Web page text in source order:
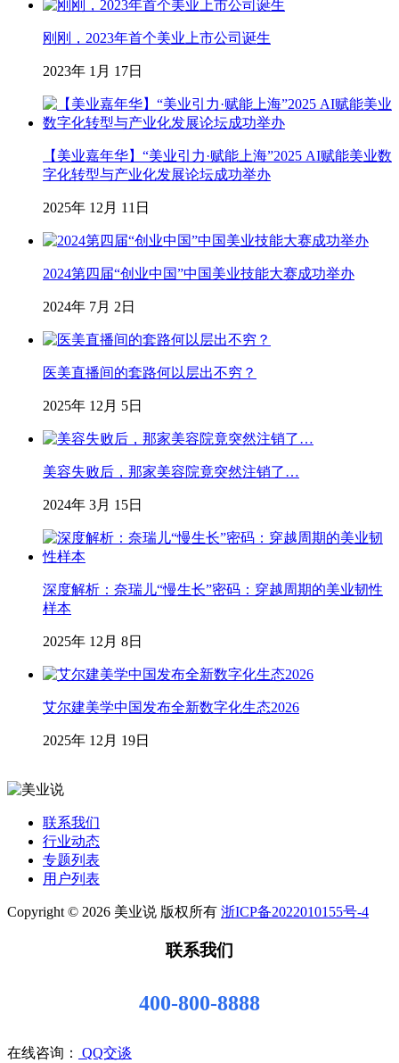
刚刚，2023年首个美业上市公司诞生
2023年 1月 17日
【美业嘉年华】“美业引力·赋能上海”2025 AI赋能美业数
字化转型与产业化发展论坛成功举办
2025年 12月 11日
2024第四届“创业中国”中国美业技能大赛成功举办
2024年 7月 2日
医美直播间的套路何以层出不穷？
2025年 12月 5日
美容失败后，那家美容院竟突然注销了…
2024年 3月 15日
深度解析：奈瑞儿“慢生长”密码：穿越周期的美业韧性
样本
2025年 12月 8日
艾尔建美学中国发布全新数字化生态2026
2025年 12月 19日
联系我们
行业动态
专题列表
用户列表
Copyright © 2026 美业说 版权所有 浙ICP备2022010155号-4
联系我们
400-800-8888
在线咨询： QQ交谈